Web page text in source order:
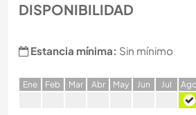
DISPONIBILIDAD
Estancia mínima: Sin mínimo
Ene Feb Mar Abr May Jun Jul Ago